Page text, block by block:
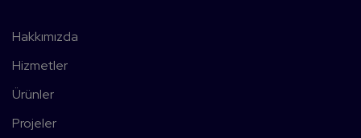
Hakkımızda
Hizmetler
Ürünler
Projeler